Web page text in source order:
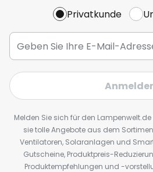
Privatkunde
Melden Sie sich für den
sie tolle Angebote aus dem
Ventilatoren, Solaranlagen und
Gutscheine, Produktpreis-
Produktempfehlungen und -